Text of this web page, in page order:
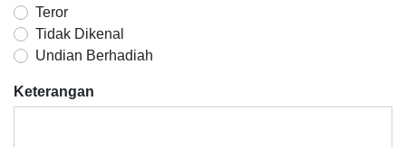
Teror
Tidak Dikenal
Undian Berhadiah
Keterangan